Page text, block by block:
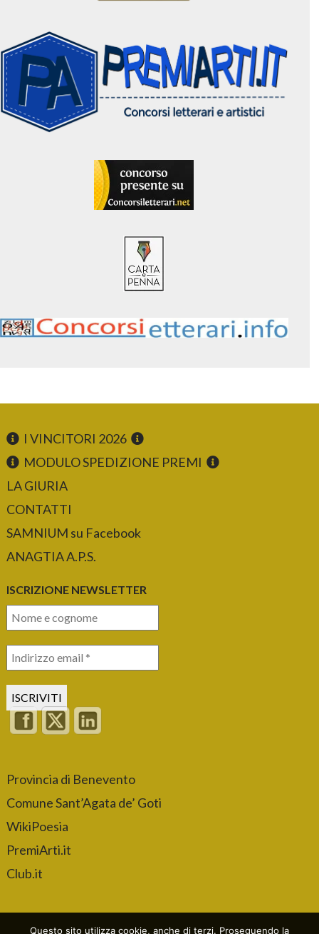
I VINCITORI 2026
MODULO SPEDIZIONE PREMI
LA GIURIA
CONTATTI
SAMNIUM su Facebook
ANAGTIA A.P.S.
ISCRIZIONE NEWSLETTER
Provincia di Benevento
Comune Sant’Agata de’ Goti
WikiPoesia
PremiArti.it
Club.it
Questo sito utilizza cookie, anche di terzi. Proseguendo la